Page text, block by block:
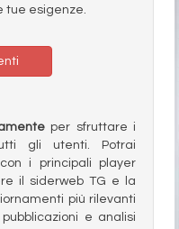
tue esigenze.
per sfruttare i
gli utenti. Potrai
i principali player
il siderweb TG e la
più rilevanti
e analisi